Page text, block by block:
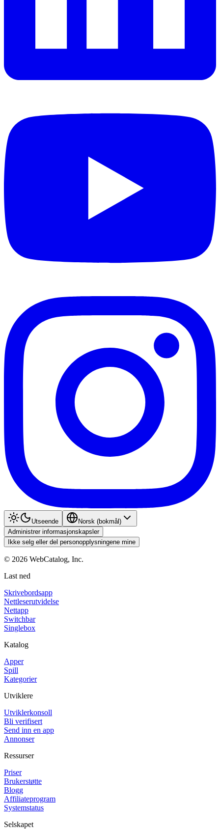
Utseende
Norsk (bokmål)
Administrer informasjonskapsler
Ikke selg eller del personopplysningene mine
© 2026 WebCatalog, Inc.
Last ned
Skrivebordsapp
Nettleserutvidelse
Nettapp
Switchbar
Singlebox
Katalog
Apper
Spill
Kategorier
Utviklere
Utviklerkonsoll
Bli verifisert
Send inn en app
Annonser
Ressurser
Priser
Brukerstøtte
Blogg
Affiliateprogram
Systemstatus
Selskapet